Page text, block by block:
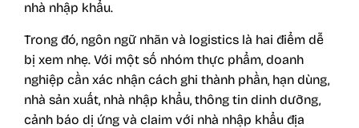
nhà nhập khẩu.
Trong đó, ngôn ngữ nhãn và logistics là hai điểm dễ
bị xem nhẹ. Với một số nhóm thực phẩm, doanh
nghiệp cần xác nhận cách ghi thành phần, hạn dùng,
nhà sản xuất, nhà nhập khẩu, thông tin dinh dưỡng,
cảnh báo dị ứng và claim với nhà nhập khẩu địa